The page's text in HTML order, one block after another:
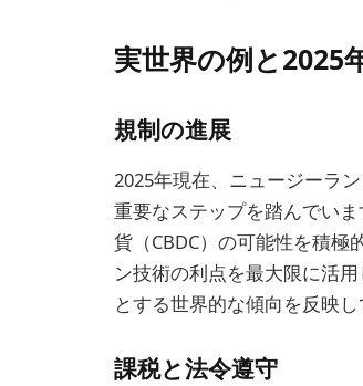
実世界の例と2025
規制の進展
2025年現在、ニュージーラ
重要なステップを踏んでい
貨（CBDC）の可能性を積
ン技術の利点を最大限に活
とする世界的な傾向を反映し
課税と法令遵守